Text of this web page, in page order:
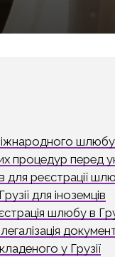
процедур перед
для реєстрації
для іноземців
шлюбу в
у Грузії